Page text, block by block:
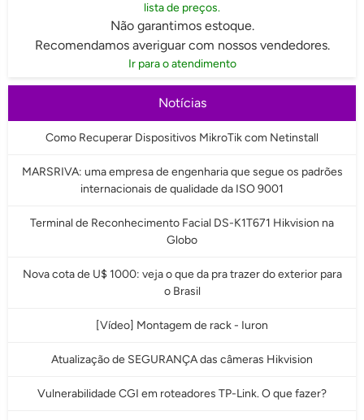
lista de preços.
Não garantimos estoque.
Recomendamos averiguar com nossos vendedores.
Ir para o atendimento
Notícias
Como Recuperar Dispositivos MikroTik com Netinstall
MARSRIVA: uma empresa de engenharia que segue os padrões
internacionais de qualidade da ISO 9001
Terminal de Reconhecimento Facial DS-K1T671 Hikvision na
Globo
Nova cota de U$ 1000: veja o que da pra trazer do exterior para
o Brasil
[Vídeo] Montagem de rack - Iuron
Atualização de SEGURANÇA das câmeras Hikvision
Vulnerabilidade CGI em roteadores TP-Link. O que fazer?